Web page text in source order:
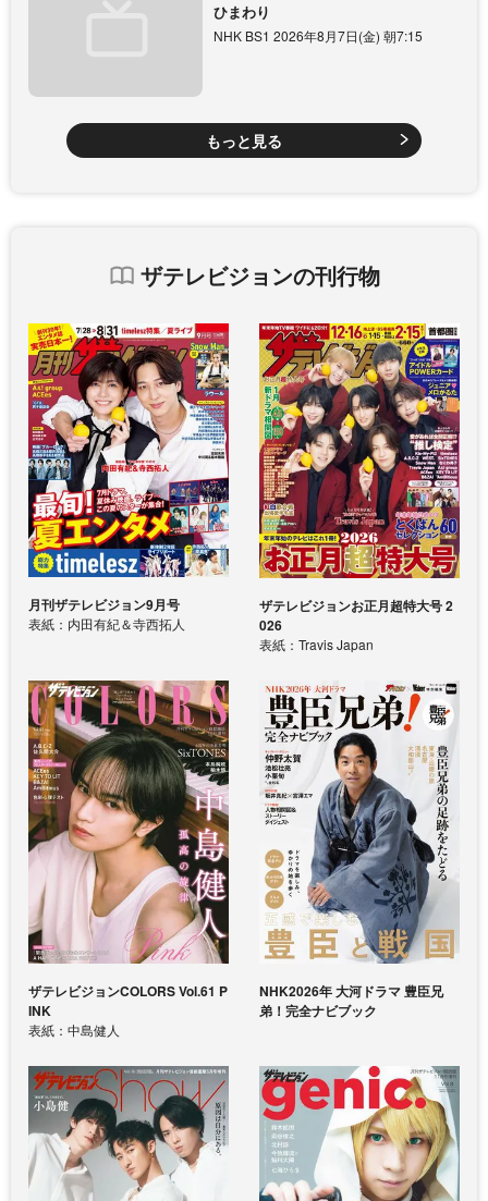
ひまわり
NHK BS1 2026年8月7日(金) 朝7:15
もっと見る
ザテレビジョンの刊行物
月刊ザテレビジョン9月号
表紙：内田有紀＆寺西拓人
ザテレビジョンお正月超特大号 2
026
表紙：Travis Japan
ザテレビジョンCOLORS Vol.61 P
INK
表紙：中島健人
NHK2026年 大河ドラマ 豊臣兄
弟！完全ナビブック